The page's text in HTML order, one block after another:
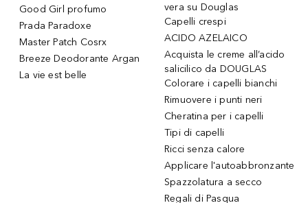
Good Girl profumo
Prada Paradoxe
Master Patch Cosrx
Breeze Deodorante Argan
La vie est belle
vera su Douglas
Capelli crespi
ACIDO AZELAICO
Acquista le creme all’acido
salicilico da DOUGLAS
Colorare i capelli bianchi
Rimuovere i punti neri
Cheratina per i capelli
Tipi di capelli
Ricci senza calore
Applicare l'autoabbronzante
Spazzolatura a secco
Regali di Pasqua